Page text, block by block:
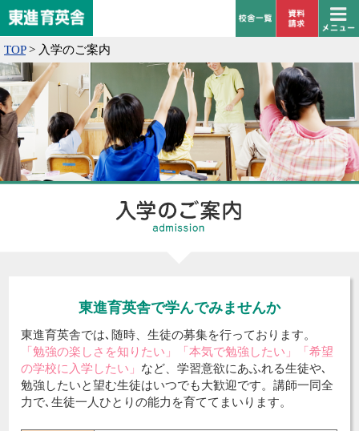
TOP> 入学のご案内
東進育英舎で学んでみませんか
東進育英舎では､随時、生徒の募集を行っております。
「勉強の楽しさを知りたい」「本気で勉強したい」「希望
の学校に入学したい」 など、学習意欲にあふれる生徒や､
勉強したいと望む生徒はいつでも大歓迎です。講師一同全
力で､生徒一人ひとりの能力を育ててまいります。